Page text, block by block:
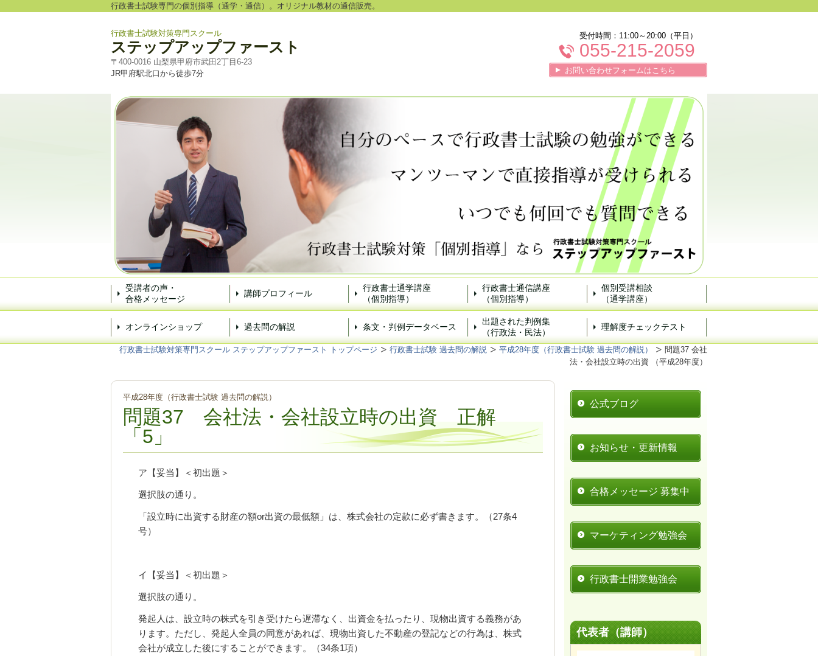
行政書士試験専門の個別指導（通学・通信）。オリジナル教材の通信販売。
行政書士試験対策専門スクール
ステップアップファースト
〒400-0016 山梨県甲府市武田2丁目6-23
JR甲府駅北口から徒歩7分
受付時間：11:00～20:00（平日）
055-215-2059
お問い合わせフォームはこちら
受講者の声・
合格メッセージ
講師プロフィール
行政書士通学講座
（個別指導）
行政書士通信講座
（個別指導）
個別受講相談
（通学講座）
オンラインショップ 過去問の解説 条文・判例データベース
出題された判例集
（行政法・民法）
理解度チェックテスト
行政書士試験対策専門スクール ステップアップファースト トップページ 行政書士試験 過去問の解説 平成28年度（行政書士試験 過去問の解説）
問題37 会社
法・会社設立時の出資 （平成28年度）
平成28年度（行政書士試験 過去問の解説）
問題37 会社法・会社設立時の出資 正解
「5」
ア【妥当】＜初出題＞
選択肢の通り。
「設立時に出資する財産の額or出資の最低額」は、株式会社の定款に必ず書きます。（27条4
号）
イ【妥当】＜初出題＞
選択肢の通り。
発起人は、設立時の株式を引き受けたら遅滞なく、出資金を払ったり、現物出資する義務があ
ります。ただし、発起人全員の同意があれば、現物出資した不動産の登記などの行為は、株式
会社が成立した後にすることができます。（34条1項）
公式ブログ
お知らせ・更新情報
合格メッセージ 募集中
マーケティング勉強会
行政書士開業勉強会
代表者（講師）